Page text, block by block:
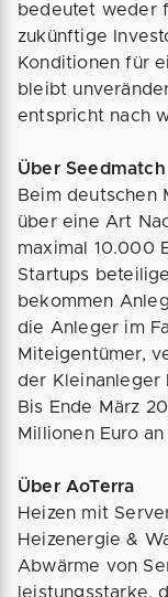
bedeutet weder
zukünftige
Konditionen für
bleibt
entspricht nach
Über Seedmatch
Beim deutschen
über eine Art
maximal 10.000
Startups
bekommen
die Anleger im
Miteigentümer,
der Kleinanleger
Bis Ende März
Millionen Euro
Über AoTerra
Heizen mit
Heizenergie &
Abwärme von
leistungsstarke,